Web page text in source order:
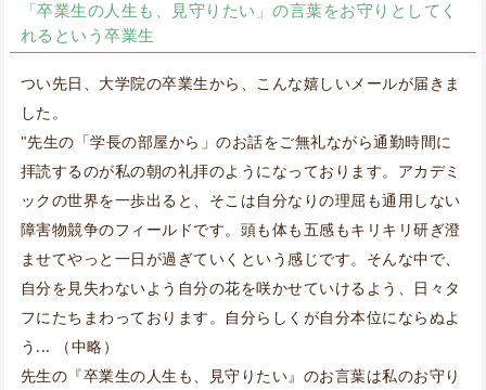
「卒業生の人生も、見守りたい」の言葉をお守りとしてく
れるという卒業生
つい先日、大学院の卒業生から、こんな嬉しいメールが届きま
した。
"先生の「学長の部屋から」のお話をご無礼ながら通勤時間に
拝読するのが私の朝の礼拝のようになっております。アカデミ
ックの世界を一歩出ると、そこは自分なりの理屈も通用しない
障害物競争のフィールドです。頭も体も五感もキリキリ研ぎ澄
ませてやっと一日が過ぎていくという感じです。そんな中で、
自分を見失わないよう自分の花を咲かせていけるよう、日々タ
フにたちまわっております。自分らしくが自分本位にならぬよ
う... （中略）
先生の『卒業生の人生も、見守りたい』のお言葉は私のお守り